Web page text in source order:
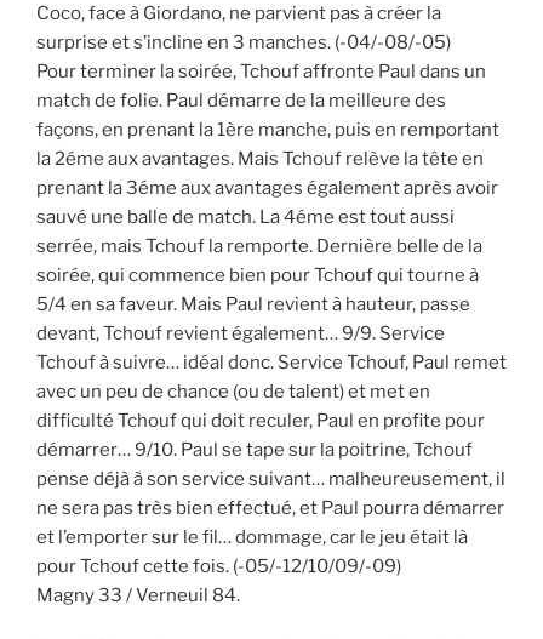
Coco, face à Giordano, ne parvient pas à créer la
surprise et s’incline en 3 manches. (-04/-08/-05)
Pour terminer la soirée, Tchouf affronte Paul dans un
match de folie. Paul démarre de la meilleure des
façons, en prenant la 1ère manche, puis en remportant
la 2éme aux avantages. Mais Tchouf relève la tête en
prenant la 3éme aux avantages également après avoir
sauvé une balle de match. La 4éme est tout aussi
serrée, mais Tchouf la remporte. Dernière belle de la
soirée, qui commence bien pour Tchouf qui tourne à
5/4 en sa faveur. Mais Paul revient à hauteur, passe
devant, Tchouf revient également… 9/9. Service
Tchouf à suivre… idéal donc. Service Tchouf, Paul remet
avec un peu de chance (ou de talent) et met en
difficulté Tchouf qui doit reculer, Paul en profite pour
démarrer… 9/10. Paul se tape sur la poitrine, Tchouf
pense déjà à son service suivant… malheureusement, il
ne sera pas très bien effectué, et Paul pourra démarrer
et l’emporter sur le fil… dommage, car le jeu était là
pour Tchouf cette fois. (-05/-12/10/09/-09)
Magny 33 / Verneuil 84.